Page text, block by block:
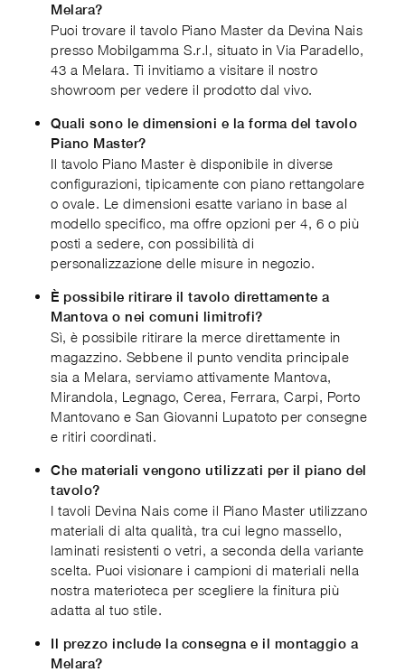
Melara?
Puoi trovare il tavolo Piano Master da Devina Nais
presso Mobilgamma S.r.l, situato in Via Paradello,
43 a Melara. Ti invitiamo a visitare il nostro
showroom per vedere il prodotto dal vivo.
Quali sono le dimensioni e la forma del tavolo
Piano Master?
Il tavolo Piano Master è disponibile in diverse
configurazioni, tipicamente con piano rettangolare
o ovale. Le dimensioni esatte variano in base al
modello specifico, ma offre opzioni per 4, 6 o più
posti a sedere, con possibilità di
personalizzazione delle misure in negozio.
È possibile ritirare il tavolo direttamente a
Mantova o nei comuni limitrofi?
Sì, è possibile ritirare la merce direttamente in
magazzino. Sebbene il punto vendita principale
sia a Melara, serviamo attivamente Mantova,
Mirandola, Legnago, Cerea, Ferrara, Carpi, Porto
Mantovano e San Giovanni Lupatoto per consegne
e ritiri coordinati.
Che materiali vengono utilizzati per il piano del
tavolo?
I tavoli Devina Nais come il Piano Master utilizzano
materiali di alta qualità, tra cui legno massello,
laminati resistenti o vetri, a seconda della variante
scelta. Puoi visionare i campioni di materiali nella
nostra materioteca per scegliere la finitura più
adatta al tuo stile.
Il prezzo include la consegna e il montaggio a
Melara?